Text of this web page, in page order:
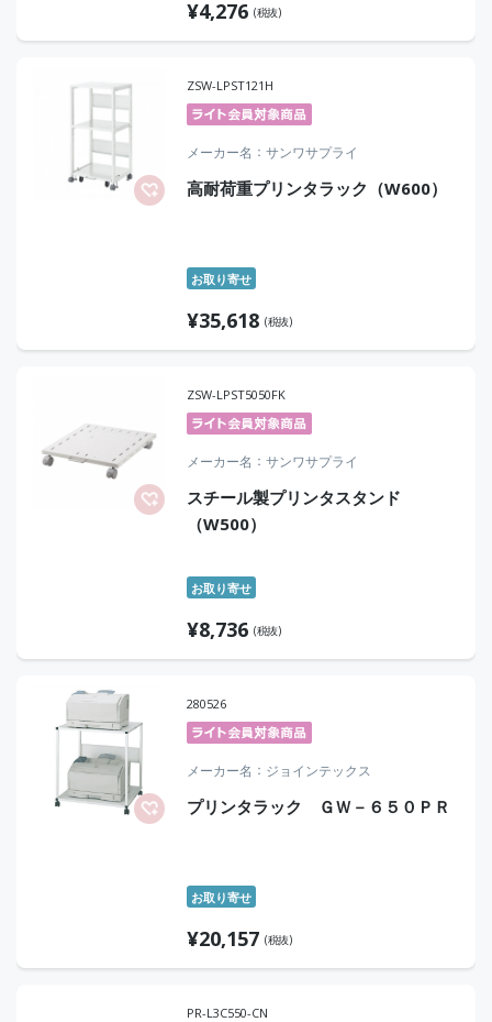
¥4,276 (税抜)
ZSW-LPST121H
メーカー名 サンワサプライ
高耐荷重プリンタラック（W600）
お取り寄せ
¥35,618 (税抜)
ZSW-LPST5050FK
メーカー名 サンワサプライ
スチール製プリンタスタンド
（W500）
お取り寄せ
¥8,736 (税抜)
280526
メーカー名 ジョインテックス
プリンタラック ＧＷ－６５０ＰＲ
お取り寄せ
¥20,157 (税抜)
PR-L3C550-CN